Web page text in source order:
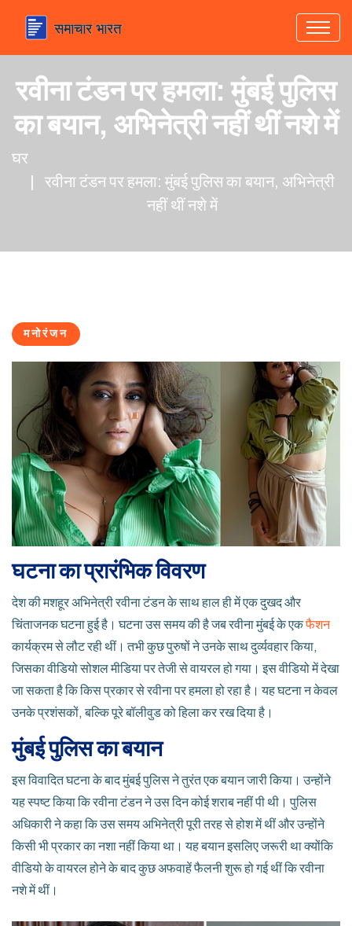
रवीना टंडन पर हमला: मुंबई पुलिस
का बयान, अभिनेत्री नहीं थीं नशे में
घर
रवीना टंडन पर हमला: मुंबई पुलिस का बयान, अभिनेत्री
नहीं थीं नशे में
मनोरंजन
घटना का प्रारंभिक विवरण
देश की मशहूर अभिनेत्री रवीना टंडन के साथ हाल ही में एक दुखद और
चिंताजनक घटना हुई है। घटना उस समय की है जब रवीना मुंबई के एकफैशन
कार्यक्रम से लौट रही थीं। तभी कुछ पुरुषों ने उनके साथ दुर्व्यवहार किया,
जिसका वीडियो सोशल मीडिया पर तेजी से वायरल हो गया। इस वीडियो में देखा
जा सकता है कि किस प्रकार से रवीना पर हमला हो रहा है। यह घटना न केवल
उनके प्रशंसकों, बल्कि पूरे बॉलीवुड को हिला कर रख दिया है।
मुंबई पुलिस का बयान
इस विवादित घटना के बाद मुंबई पुलिस ने तुरंत एक बयान जारी किया। उन्होंने
यह स्पष्ट किया कि रवीना टंडन ने उस दिन कोई शराब नहीं पी थी। पुलिस
अधिकारी ने कहा कि उस समय अभिनेत्री पूरी तरह से होश में थीं और उन्होंने
किसी भी प्रकार का नशा नहीं किया था। यह बयान इसलिए जरूरी था क्योंकि
वीडियो के वायरल होने के बाद कुछ अफवाहें फैलनी शुरू हो गई थीं कि रवीना
नशे में थीं।